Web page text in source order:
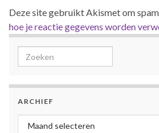
Deze site gebruikt Akismet om
hoe je reactie gegevens worden
Search for:
ARCHIEF
Archief